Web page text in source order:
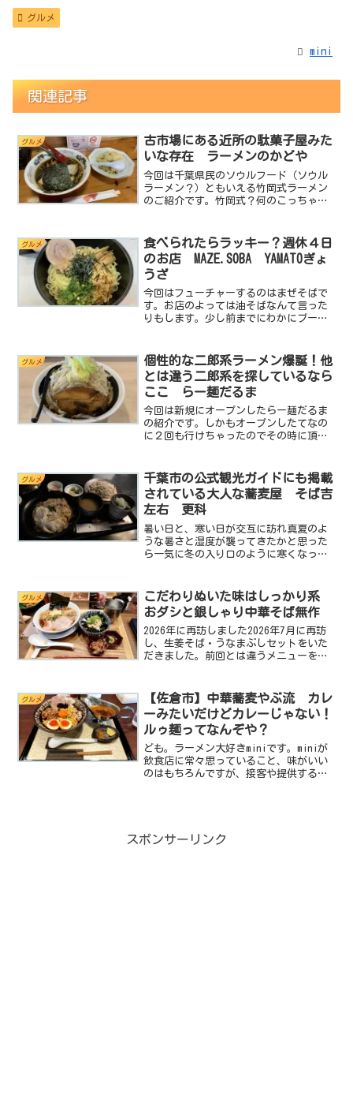
グルメ
mini
関連記事
グルメ
古市場にある近所の駄菓子屋みた
いな存在 ラーメンのかどや
今回は千葉県民のソウルフード（ソウル
ラーメン？）ともいえる竹岡式ラーメン
のご紹介です。竹岡式？何のこっちゃっ
は使わずお湯に醤油ダレ、チャーシュー
とみじん切りタマネギたっ...
グルメ
食べられたらラッキー？週休４日
のお店 MAZE.SOBA YAMATOぎょ
うざ
今回はフューチャーするのはまぜそばで
す。お店のよっては油そばなんて言った
りもします。少し前までにわかにブーム
既存店でも新規店でもメニューにまぜそ
ばを取り入れるところは確...
グルメ
個性的な二郎系ラーメン爆誕！他
とは違う二郎系を探しているなら
ここ らー麺だるま
今回は新規にオープンしたらー麺だるま
の紹介です。しかもオープンしたてなの
に２回も行けちゃったのでその時に頂い
で今回ご紹介するどちらも二郎系ラーメ
ンとなります。ひとつは基...
グルメ
千葉市の公式観光ガイドにも掲載
されている大人な蕎麦屋 そば吉
左右 更科
暑い日と、寒い日が交互に訪れ真夏のよ
うな暑さと湿度が襲ってきたかと思った
ら一気に冬の入り口のように寒くなった
け麺が食べたくなるし寒い日には熱々の
ラーメンがすすりたくなる...
グルメ
こだわりぬいた味はしっかり系
おダシと銀しゃり中華そば無作
2026年に再訪しました2026年7月に再訪
し、生姜そば・うなまぶしセットをいた
だきました。前回とは違うメニューを実
八幡。本八幡と言えば、老舗のラーメン
屋からレアチャ...
グルメ
【佐倉市】中華蕎麦やぶ流 カレ
ーみたいだけどカレーじゃない！
ルゥ麺ってなんぞや？
ども。ラーメン大好きminiです。miniが
飲食店に常々思っていること、味がいい
のはもちろんですが、接客や提供するサ
スポンサーリンク